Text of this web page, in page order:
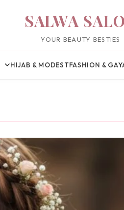
SALWA
YOUR BEAUTY BESTIES
HIJAB & MODESTFASHION &